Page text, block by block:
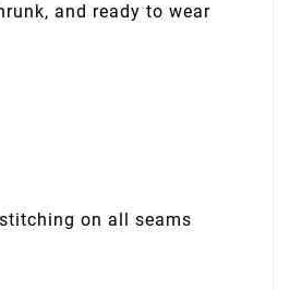
and ready to wear
on all seams